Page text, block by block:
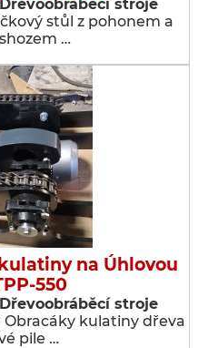
stroje
stůl z pohonem a
…
na Úhlovou
550
stroje
kulatiny dřeva
pile …